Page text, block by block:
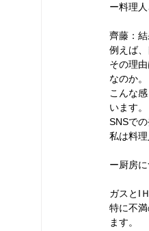
ー料理
齊藤：
例えば
その理
なのか。
こんな
います。
SNSで
私は料
ー厨房
ガスとI
特に不
ます。